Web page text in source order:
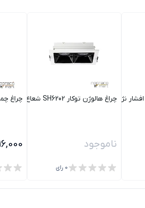
چراغ هالوژن توکار SH6202 شعاع
ناموجود
0 رای
چراغ چمنی آیلد 18 وات رفلکتور